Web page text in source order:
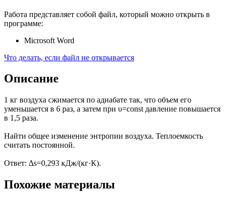
Работа представляет собой файл, который можно открыть в
программе:
Microsoft Word
Что делать, если файл не открывается
Описание
1 кг воздуха сжимается по адиабате так, что объем его
уменьшается в 6 раз, а затем при υ=const давление повышается
в 1,5 раза.
Найти общее изменение энтропии воздуха. Теплоемкость
считать постоянной.
Ответ: Δs=0,293 кДж/(кг·К).
Похожие материалы